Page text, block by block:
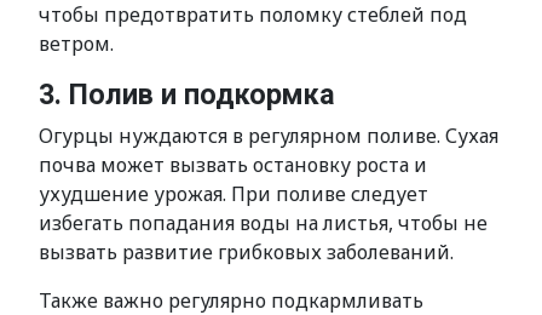
чтобы предотвратить поломку стеблей под
ветром.
3. Полив и подкормка
Огурцы нуждаются в регулярном поливе. Сухая
почва может вызвать остановку роста и
ухудшение урожая. При поливе следует
избегать попадания воды на листья, чтобы не
вызвать развитие грибковых заболеваний.
Также важно регулярно подкармливать